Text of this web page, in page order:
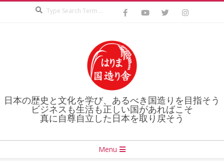
日本の歴史と文化を学び、あるべき国造りを目指そう
ビジネスも生活も正しい国があればこそ
真に自尊自立した日本を取り戻そう
Menu